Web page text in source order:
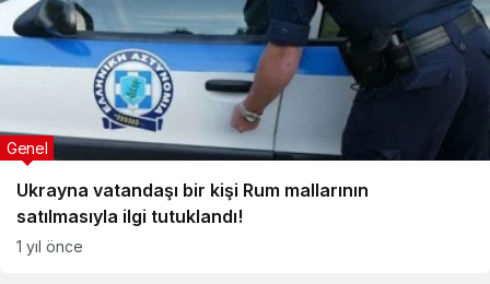
Ukrayna vatandaşı bir kişi Rum mallarının
satılmasıyla ilgi tutuklandı!
Genel
1 yıl önce